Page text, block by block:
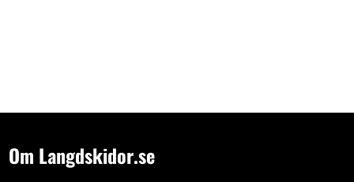
Om Langdskidor.se